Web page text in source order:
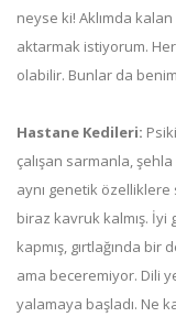
neyse ki! Aklımda
aktarmak istiyorum.
olabilir. Bunlar da
Hastane Kedileri:
çalışan sarmanla,
aynı genetik
biraz kavruk kalmış. İyi
kapmış, gırtlağında bir
ama beceremiyor. Dili
yalamaya başladı. Ne